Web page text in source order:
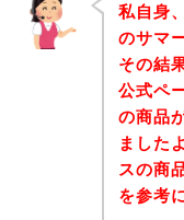
私自身
のサマ
その結
公式ペ
の商品
ました
スの商
を参考